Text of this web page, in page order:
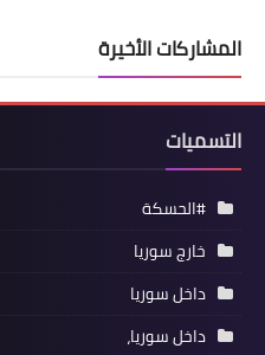
المشاركات الأخيرة
التسميات
#الحسكة
خارج سوريا
داخل سوريا
داخل سوريا،